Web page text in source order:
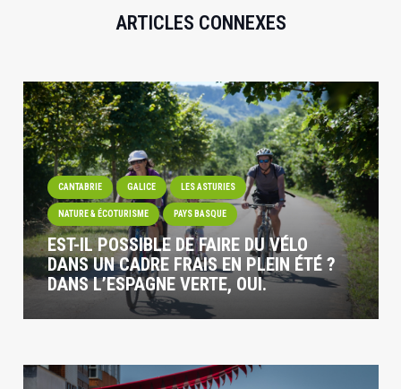
ARTICLES CONNEXES
CANTABRIE GALICE LES ASTURIES
NATURE & ÉCOTURISME PAYS BASQUE
EST-IL POSSIBLE DE FAIRE DU VÉLO
DANS UN CADRE FRAIS EN PLEIN ÉTÉ ?
DANS L’ESPAGNE VERTE, OUI.